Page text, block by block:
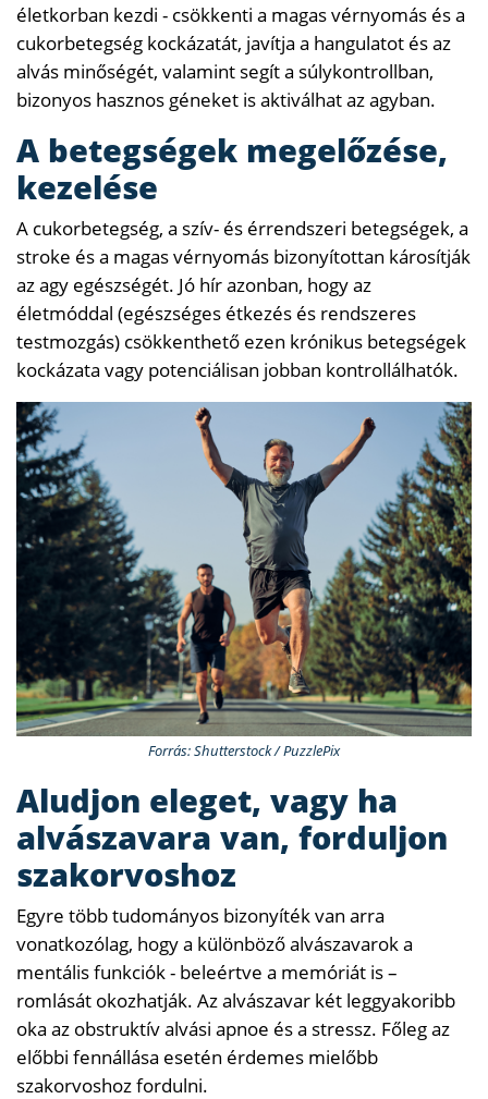
életkorban kezdi - csökkenti a magas vérnyomás és a
cukorbetegség kockázatát, javítja a hangulatot és az
alvás minőségét, valamint segít a súlykontrollban,
bizonyos hasznos géneket is aktiválhat az agyban.
A betegségek megelőzése,
kezelése
A cukorbetegség, a szív- és érrendszeri betegségek, a
stroke és a magas vérnyomás bizonyítottan károsítják
az agy egészségét. Jó hír azonban, hogy az
életmóddal (egészséges étkezés és rendszeres
testmozgás) csökkenthető ezen krónikus betegségek
kockázata vagy potenciálisan jobban kontrollálhatók.
Forrás: Shutterstock / PuzzlePix
Aludjon eleget, vagy ha
alvászavara van, forduljon
szakorvoshoz
Egyre több tudományos bizonyíték van arra
vonatkozólag, hogy a különböző alvászavarok a
mentális funkciók - beleértve a memóriát is –
romlását okozhatják. Az alvászavar két leggyakoribb
oka az obstruktív alvási apnoe és a stressz. Főleg az
előbbi fennállása esetén érdemes mielőbb
szakorvoshoz fordulni.